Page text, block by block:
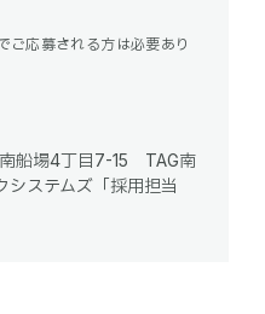
ご応募される方は必要あり
船場4丁目7-15 TAG南
ステムズ「採用担当